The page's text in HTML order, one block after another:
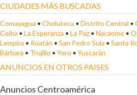
CIUDADES MÁS BUSCADAS
Comayagua • Choluteca • Distrito Central •
Ceiba • La Esperanza • La Paz • Nacaome •
Lempira • Roatán • San Pedro Sula • Santa
Bárbara • Trujillo • Yoro • Yuscarán
ANUNCIOS EN OTROS PAISES
Anuncios Centroamérica